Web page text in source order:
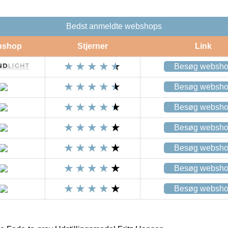
Bedst anmeldte webshops
Stjerner Link
Besøg
Besøg
Besøg
Besøg
Besøg
Besøg
Besøg